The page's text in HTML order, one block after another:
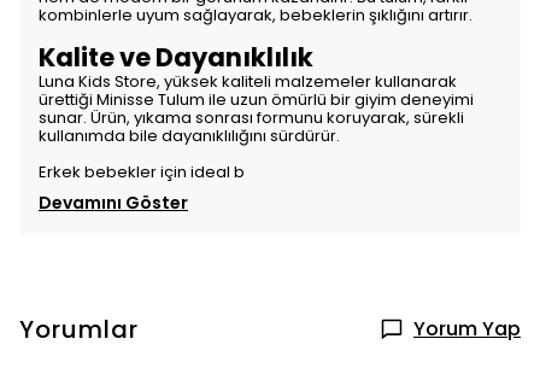
kombinlerle uyum sağlayarak, bebeklerin şıklığını artırır.
Kalite ve Dayanıklılık
Luna Kids Store, yüksek kaliteli malzemeler kullanarak
ürettiği Minisse Tulum ile uzun ömürlü bir giyim deneyimi
sunar. Ürün, yıkama sonrası formunu koruyarak, sürekli
kullanımda bile dayanıklılığını sürdürür.
Erkek bebekler için ideal b
Devamını Göster
Yorumlar Yorum Yap